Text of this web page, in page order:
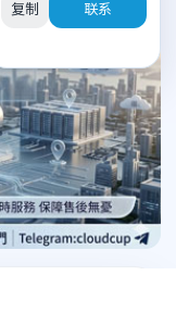
复制 联系